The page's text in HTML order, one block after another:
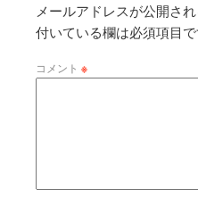
メールアドレスが公開さ
付いている欄は必須項目
コメント ※